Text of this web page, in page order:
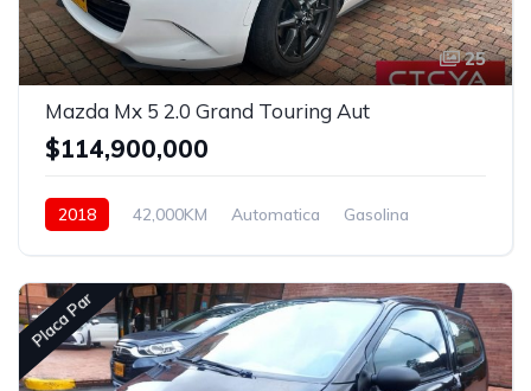
25
Mazda Mx 5 2.0 Grand Touring Aut
$114,900,000
2018 42,000KM Automatica
Gasolina
Placa Par